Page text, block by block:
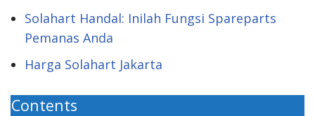
Solahart Handal: Inilah Fungsi Spareparts
Pemanas Anda
Harga Solahart Jakarta
Contents